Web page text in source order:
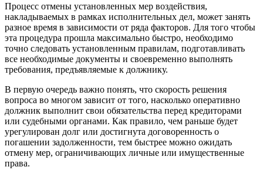
Процесс отмены установленных мер воздействия,
накладываемых в рамках исполнительных дел, может занять
разное время в зависимости от ряда факторов. Для того чтобы
эта процедура прошла максимально быстро, необходимо
точно следовать установленным правилам, подготавливать
все необходимые документы и своевременно выполнять
требования, предъявляемые к должнику.
В первую очередь важно понять, что скорость решения
вопроса во многом зависит от того, насколько оперативно
должник выполнит свои обязательства перед кредиторами
или судебными органами. Как правило, чем раньше будет
урегулирован долг или достигнута договоренность о
погашении задолженности, тем быстрее можно ожидать
отмену мер, ограничивающих личные или имущественные
права.